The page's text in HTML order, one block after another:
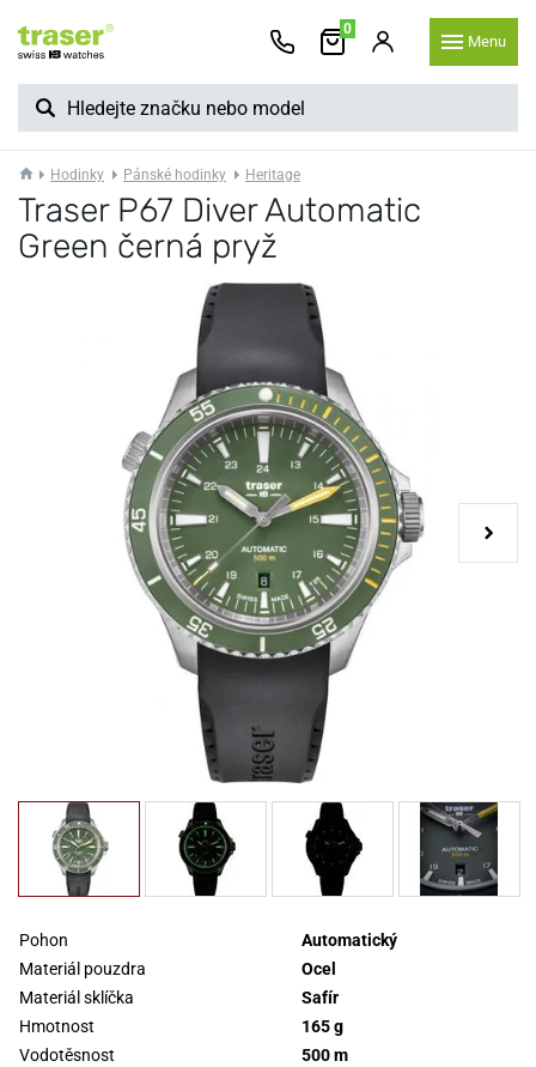
0
Menu
Hodinky Pánské hodinky Heritage
Traser P67 Diver Automatic
Green černá pryž
Pohon
Automatický
Materiál pouzdra
Ocel
Materiál sklíčka
Safír
Hmotnost
165 g
Vodotěsnost
500 m